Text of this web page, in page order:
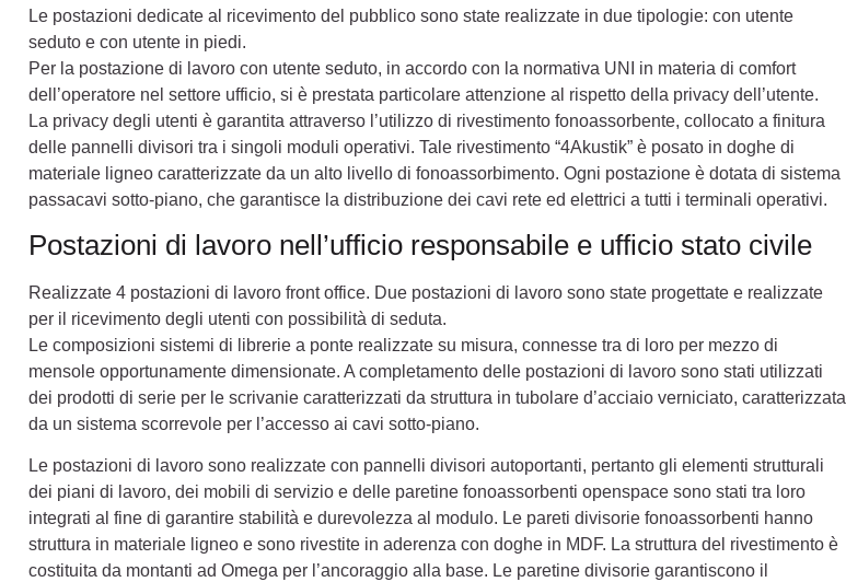
Le postazioni dedicate al ricevimento del pubblico sono state realizzate in due tipologie: con utente
seduto e con utente in piedi.
Per la postazione di lavoro con utente seduto, in accordo con la normativa UNI in materia di comfort
dell’operatore nel settore ufficio, si è prestata particolare attenzione al rispetto della privacy dell’utente.
La privacy degli utenti è garantita attraverso l’utilizzo di rivestimento fonoassorbente, collocato a finitura
delle pannelli divisori tra i singoli moduli operativi. Tale rivestimento “4Akustik” è posato in doghe di
materiale ligneo caratterizzate da un alto livello di fonoassorbimento. Ogni postazione è dotata di sistema
passacavi sotto-piano, che garantisce la distribuzione dei cavi rete ed elettrici a tutti i terminali operativi.
Postazioni di lavoro nell’ufficio responsabile e ufficio stato civile
Realizzate 4 postazioni di lavoro front office. Due postazioni di lavoro sono state progettate e realizzate
per il ricevimento degli utenti con possibilità di seduta.
Le composizioni sistemi di librerie a ponte realizzate su misura, connesse tra di loro per mezzo di
mensole opportunamente dimensionate. A completamento delle postazioni di lavoro sono stati utilizzati
dei prodotti di serie per le scrivanie caratterizzati da struttura in tubolare d’acciaio verniciato, caratterizzata
da un sistema scorrevole per l’accesso ai cavi sotto-piano.
Le postazioni di lavoro sono realizzate con pannelli divisori autoportanti, pertanto gli elementi strutturali
dei piani di lavoro, dei mobili di servizio e delle paretine fonoassorbenti openspace sono stati tra loro
integrati al fine di garantire stabilità e durevolezza al modulo. Le pareti divisorie fonoassorbenti hanno
struttura in materiale ligneo e sono rivestite in aderenza con doghe in MDF. La struttura del rivestimento è
costituita da montanti ad Omega per l’ancoraggio alla base. Le paretine divisorie garantiscono il